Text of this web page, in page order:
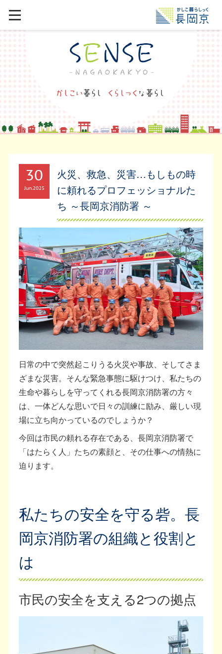
30
Jun2025
火災、救急、災害…もしもの時
に頼れるプロフェッショナルた
ち ～長岡京消防署 ～
日常の中で突然起こりうる火災や事故、そしてさま
ざまな災害。そんな緊急事態に駆けつけ、私たちの
生命や暮らしを守ってくれる長岡京消防署の方々
は、一体どんな思いで日々の訓練に励み、厳しい現
場に立ち向かっているのでしょうか？
今回は市民の頼れる存在である、長岡京消防署で
「はたらく人」たちの素顔と、その仕事への情熱に
迫ります。
私たちの安全を守る砦。長
岡京消防署の組織と役割と
は
市民の安全を支える2つの拠点